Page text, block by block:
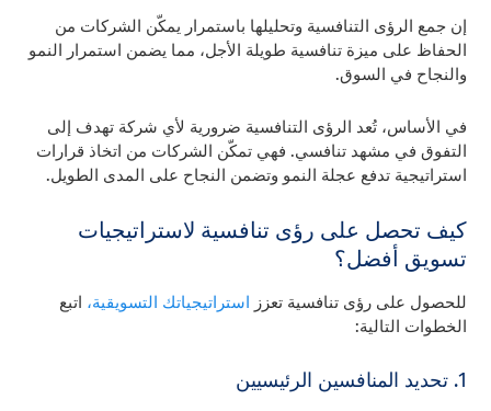
إن جمع الرؤى التنافسية وتحليلها باستمرار يمكّن الشركات من
الحفاظ على ميزة تنافسية طويلة الأجل، مما يضمن استمرار النمو
والنجاح في السوق.
في الأساس، تُعد الرؤى التنافسية ضرورية لأي شركة تهدف إلى
التفوق في مشهد تنافسي. فهي تمكّن الشركات من اتخاذ قرارات
استراتيجية تدفع عجلة النمو وتضمن النجاح على المدى الطويل.
كيف تحصل على رؤى تنافسية لاستراتيجيات
تسويق أفضل؟
للحصول على رؤى تنافسية تعزز استراتيجياتك التسويقية، اتبع
الخطوات التالية:
1. تحديد المنافسين الرئيسيين